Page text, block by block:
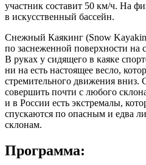
участник составит 50 км/ч. На
в искусственный бассейн.
Снежный Каякинг (Snow
по заснеженной поверхности на
В руках у сидящего в каяке
ни на есть настоящее весло,
стремительного движения вниз.
совершить почти с любого
и в России есть экстремалы,
спускаются по опасным и едва
склонам.
Программа: